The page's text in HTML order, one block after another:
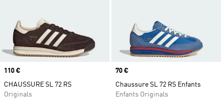
Prix
110 €
CHAUSSURE SL 72 RS
Originals
Prix
70 €
Chaussure SL 72 RS Enfants
Enfants Originals